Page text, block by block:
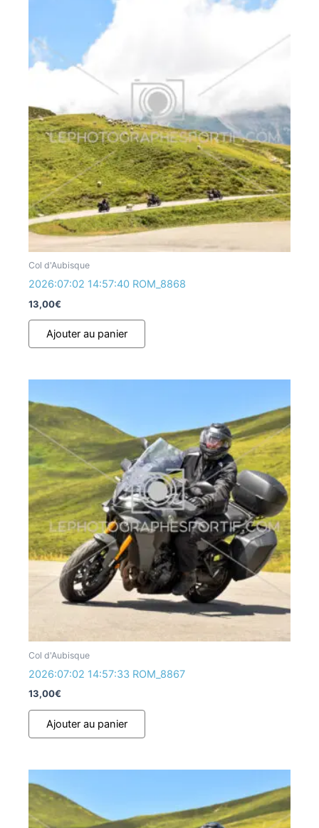
Col d'Aubisque
2026:07:02 14:57:40 ROM_8868
13,00€
Ajouter au panier
Col d'Aubisque
2026:07:02 14:57:33 ROM_8867
13,00€
Ajouter au panier